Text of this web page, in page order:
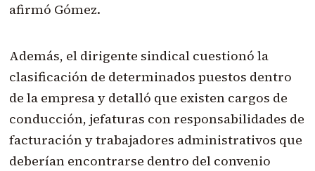
afirmó Gómez.
Además, el dirigente sindical cuestionó la
clasificación de determinados puestos dentro
de la empresa y detalló que existen cargos de
conducción, jefaturas con responsabilidades de
facturación y trabajadores administrativos que
deberían encontrarse dentro del convenio